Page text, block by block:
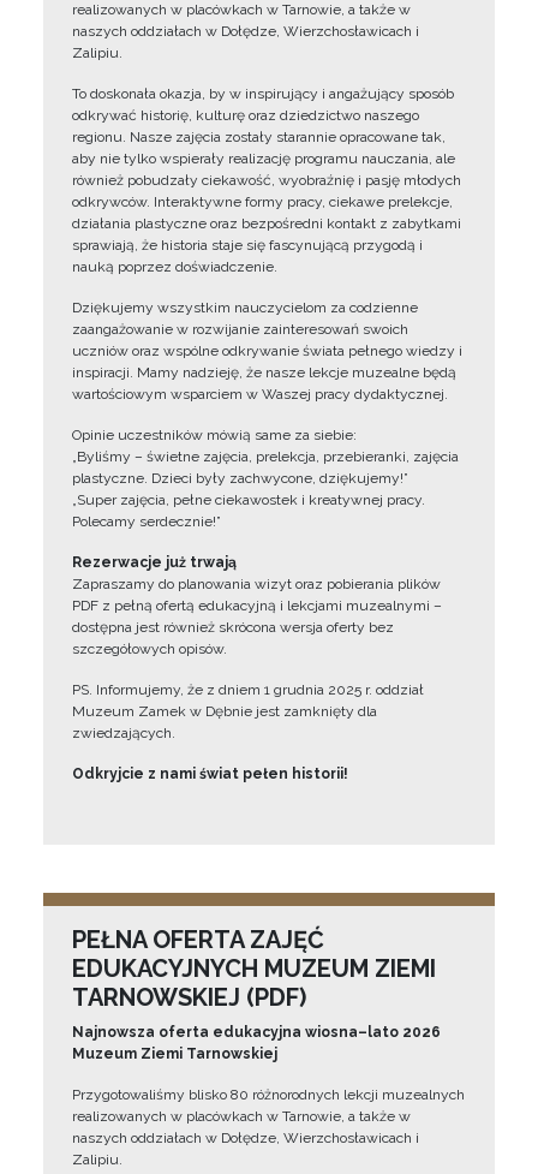
realizowanych w placówkach w Tarnowie, a także w
naszych oddziałach w Dołędze, Wierzchosławicach i
Zalipiu.
To doskonała okazja, by w inspirujący i angażujący sposób
odkrywać historię, kulturę oraz dziedzictwo naszego
regionu. Nasze zajęcia zostały starannie opracowane tak,
aby nie tylko wspierały realizację programu nauczania, ale
również pobudzały ciekawość, wyobraźnię i pasję młodych
odkrywców. Interaktywne formy pracy, ciekawe prelekcje,
działania plastyczne oraz bezpośredni kontakt z zabytkami
sprawiają, że historia staje się fascynującą przygodą i
nauką poprzez doświadczenie.
Dziękujemy wszystkim nauczycielom za codzienne
zaangażowanie w rozwijanie zainteresowań swoich
uczniów oraz wspólne odkrywanie świata pełnego wiedzy i
inspiracji. Mamy nadzieję, że nasze lekcje muzealne będą
wartościowym wsparciem w Waszej pracy dydaktycznej.
Opinie uczestników mówią same za siebie:
„Byliśmy – świetne zajęcia, prelekcja, przebieranki, zajęcia
plastyczne. Dzieci były zachwycone, dziękujemy!”
„Super zajęcia, pełne ciekawostek i kreatywnej pracy.
Polecamy serdecznie!”
Rezerwacje już trwają
Zapraszamy do planowania wizyt oraz pobierania plików
PDF z pełną ofertą edukacyjną i lekcjami muzealnymi –
dostępna jest również skrócona wersja oferty bez
szczegółowych opisów.
PS. Informujemy, że z dniem 1 grudnia 2025 r. oddział
Muzeum Zamek w Dębnie jest zamknięty dla
zwiedzających.
Odkryjcie z nami świat pełen historii!
PEŁNA OFERTA ZAJĘĆ
EDUKACYJNYCH MUZEUM ZIEMI
TARNOWSKIEJ (PDF)
Najnowsza oferta edukacyjna wiosna–lato 2026
Muzeum Ziemi Tarnowskiej
Przygotowaliśmy blisko 80 różnorodnych lekcji muzealnych
realizowanych w placówkach w Tarnowie, a także w
naszych oddziałach w Dołędze, Wierzchosławicach i
Zalipiu.